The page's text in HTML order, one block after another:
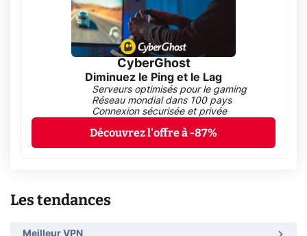
CyberGhost
Diminuez le Ping et le Lag
Serveurs optimisés pour le gaming
Réseau mondial dans 100 pays
Connexion sécurisée et privée
Découvrez l'offre à -87%
Les tendances
Meilleur VPN